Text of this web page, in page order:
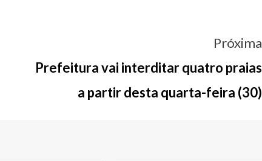
Próxima
Prefeitura vai interditar quatro praias
a partir desta quarta-feira (30)